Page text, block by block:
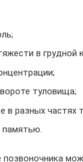
в грудной
туловища;
в разных частях
позвоночника